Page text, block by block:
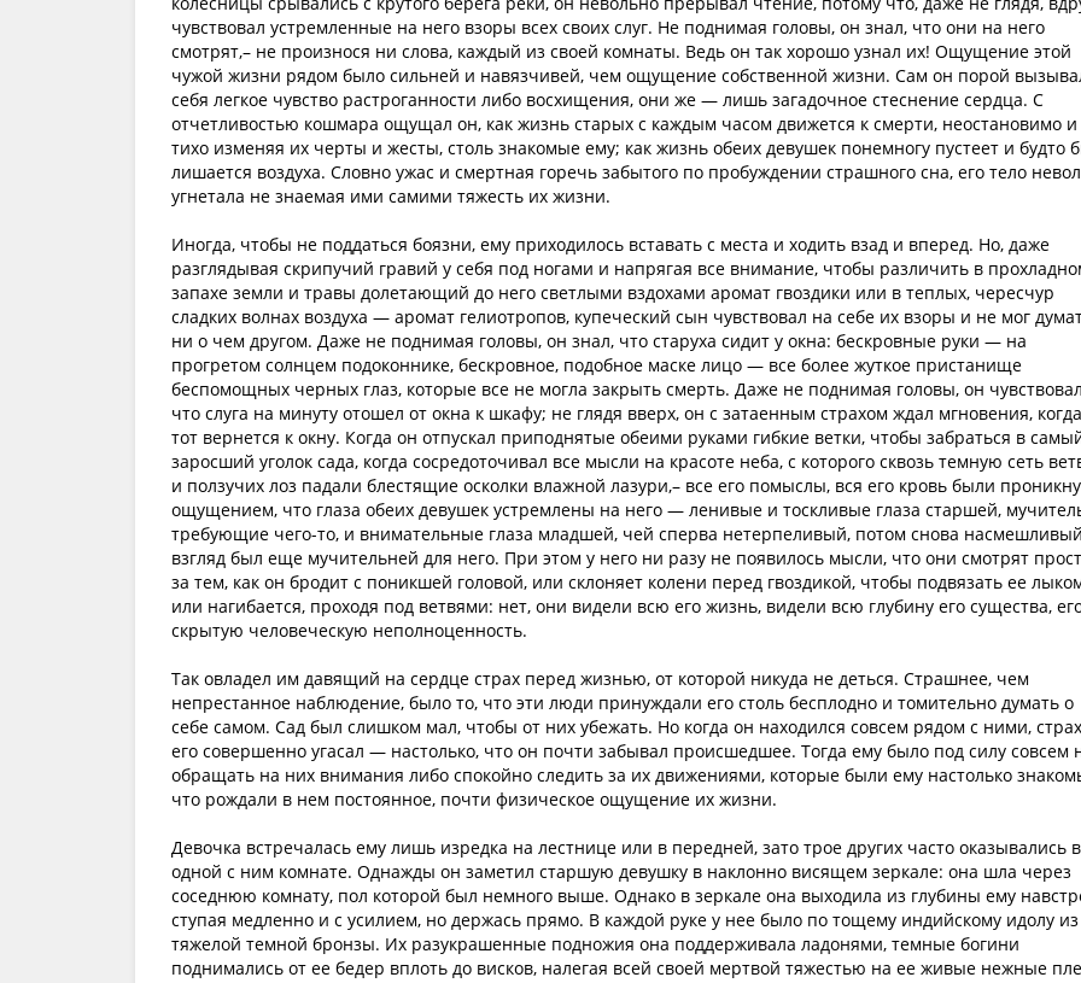
чувствовал устремленные на него взоры всех своих слуг. Не поднимая головы, он знал, что они на него
смотрят,– не произнося ни слова, каждый из своей комнаты. Ведь он так хорошо узнал их! Ощущение этой
чужой жизни рядом было сильней и навязчивей, чем ощущение собственной жизни. Сам он порой
себя легкое чувство растроганности либо восхищения, они же — лишь загадочное стеснение сердца. С
отчетливостью кошмара ощущал он, как жизнь старых с каждым часом движется к смерти, неостановимо и
тихо изменяя их черты и жесты, столь знакомые ему; как жизнь обеих девушек понемногу пустеет и будто
лишается воздуха. Словно ужас и смертная горечь забытого по пробуждении страшного сна, его тело
угнетала не знаемая ими самими тяжесть их жизни.
Иногда, чтобы не поддаться боязни, ему приходилось вставать с места и ходить взад и вперед. Но, даже
разглядывая скрипучий гравий у себя под ногами и напрягая все внимание, чтобы различить в
запахе земли и травы долетающий до него светлыми вздохами аромат гвоздики или в теплых, чересчур
сладких волнах воздуха — аромат гелиотропов, купеческий сын чувствовал на себе их взоры и не мог
ни о чем другом. Даже не поднимая головы, он знал, что старуха сидит у окна: бескровные руки — на
прогретом солнцем подоконнике, бескровное, подобное маске лицо — все более жуткое пристанище
беспомощных черных глаз, которые все не могла закрыть смерть. Даже не поднимая головы, он
что слуга на минуту отошел от окна к шкафу; не глядя вверх, он с затаенным страхом ждал мгновения, когда
тот вернется к окну. Когда он отпускал приподнятые обеими руками гибкие ветки, чтобы забраться в
заросший уголок сада, когда сосредоточивал все мысли на красоте неба, с которого сквозь темную сеть
и ползучих лоз падали блестящие осколки влажной лазури,– все его помыслы, вся его кровь были
ощущением, что глаза обеих девушек устремлены на него — ленивые и тоскливые глаза старшей,
требующие чего-то, и внимательные глаза младшей, чей сперва нетерпеливый, потом снова насмешливый
взгляд был еще мучительней для него. При этом у него ни разу не появилось мысли, что они смотрят
за тем, как он бродит с поникшей головой, или склоняет колени перед гвоздикой, чтобы подвязать ее
или нагибается, проходя под ветвями: нет, они видели всю его жизнь, видели всю глубину его существа,
скрытую человеческую неполноценность.
Так овладел им давящий на сердце страх перед жизнью, от которой никуда не деться. Страшнее, чем
непрестанное наблюдение, было то, что эти люди принуждали его столь бесплодно и томительно думать о
себе самом. Сад был слишком мал, чтобы от них убежать. Но когда он находился совсем рядом с ними, страх
его совершенно угасал — настолько, что он почти забывал происшедшее. Тогда ему было под силу совсем
обращать на них внимания либо спокойно следить за их движениями, которые были ему настолько
что рождали в нем постоянное, почти физическое ощущение их жизни.
Девочка встречалась ему лишь изредка на лестнице или в передней, зато трое других часто оказывались в
одной с ним комнате. Однажды он заметил старшую девушку в наклонно висящем зеркале: она шла через
соседнюю комнату, пол которой был немного выше. Однако в зеркале она выходила из глубины ему
ступая медленно и с усилием, но держась прямо. В каждой руке у нее было по тощему индийскому идолу из
тяжелой темной бронзы. Их разукрашенные подножия она поддерживала ладонями, темные богини
поднимались от ее бедер вплоть до висков, налегая всей своей мертвой тяжестью на ее живые нежные